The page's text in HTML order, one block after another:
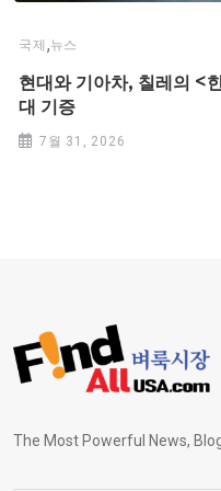
국제 ,뉴스
현대와 기아차, 칠레의 <
대 기증
7월 31, 2026
The Most Powerful News,